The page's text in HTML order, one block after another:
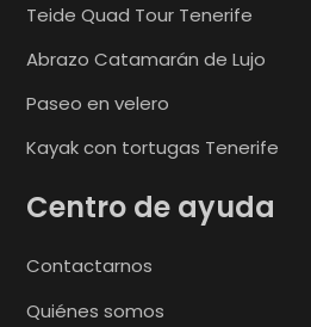
Teide Quad Tour Tenerife
Abrazo Catamarán de Lujo
Paseo en velero
Kayak con tortugas Tenerife
Centro de ayuda
Contactarnos
Quiénes somos